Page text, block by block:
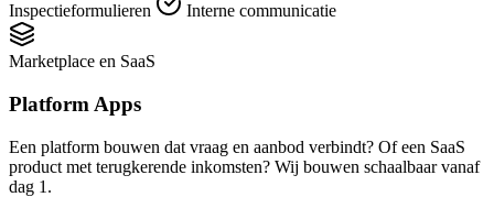
Inspectieformulieren
Interne communicatie
Marketplace en SaaS
Platform Apps
Een platform bouwen dat vraag en aanbod verbindt? Of een SaaS
product met terugkerende inkomsten? Wij bouwen schaalbaar vanaf
dag 1.